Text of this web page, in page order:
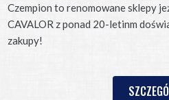
Czempion to renomowane sklepy
CAVALOR z ponad 20-letinm
zakupy!